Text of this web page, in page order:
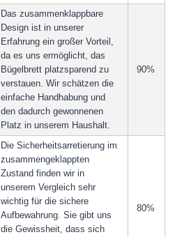
Das zusammenklappbare
Design ist in unserer
Erfahrung ein großer Vorteil,
da es uns ermöglicht, das
Bügelbrett platzsparend zu
verstauen. Wir schätzen die
einfache Handhabung und
den dadurch gewonnenen
Platz in unserem Haushalt.
90%
Die Sicherheitsarretierung im
zusammengeklappten
Zustand finden wir in
unserem Vergleich sehr
wichtig für die sichere
Aufbewahrung. Sie gibt uns
die Gewissheit, dass sich
80%